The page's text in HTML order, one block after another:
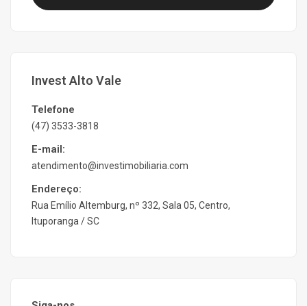
Invest Alto Vale
Telefone
(47) 3533-3818
E-mail:
atendimento@investimobiliaria.com
Endereço:
Rua Emílio Altemburg, nº 332, Sala 05, Centro,
Ituporanga / SC